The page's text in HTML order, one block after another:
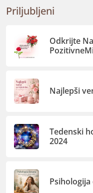
Priljubljeni
Odkrijte
Najlepši
Tedenski
2024